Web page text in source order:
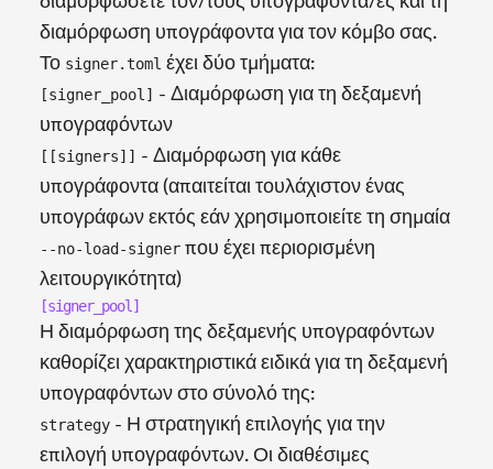
διαμόρφωση υπογράφοντα για τον κόμβο σας.
Το signer.toml έχει δύο τμήματα:
[signer_pool] - Διαμόρφωση για τη δεξαμενή
υπογραφόντων
[[signers]] - Διαμόρφωση για κάθε
υπογράφοντα (απαιτείται τουλάχιστον ένας
υπογράφων εκτός εάν χρησιμοποιείτε τη σημαία
--no-load-signer που έχει περιορισμένη
λειτουργικότητα)
[signer_pool]
Η διαμόρφωση της δεξαμενής υπογραφόντων
καθορίζει χαρακτηριστικά ειδικά για τη δεξαμενή
υπογραφόντων στο σύνολό της:
strategy - Η στρατηγική επιλογής για την
επιλογή υπογραφόντων. Οι διαθέσιμες